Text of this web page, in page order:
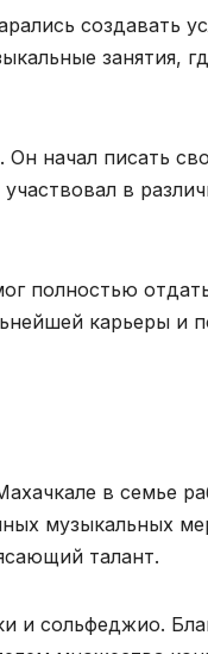
создавать
занятия,
начал писать
в
полностью
карьеры и
в семье
музыкальных
талант.
и сольфеджио.